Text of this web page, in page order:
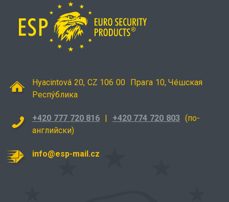
Hyacintová 20, CZ 106 00 Прага 10, Че́шская
Респу́блика
+420 777 720 816 | +420 774 720 803 (по-
английски)
info@esp-mail.cz